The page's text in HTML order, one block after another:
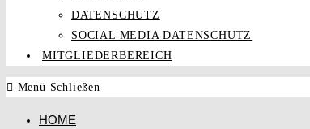
DATENSCHUTZ
SOCIAL MEDIA DATENSCHUTZ
MITGLIEDERBEREICH
Menü Schließen
HOME